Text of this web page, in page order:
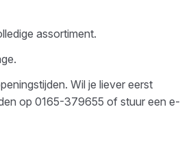
assortiment.
.
Wil je liever eerst
op 0165-379655 of stuur een e-